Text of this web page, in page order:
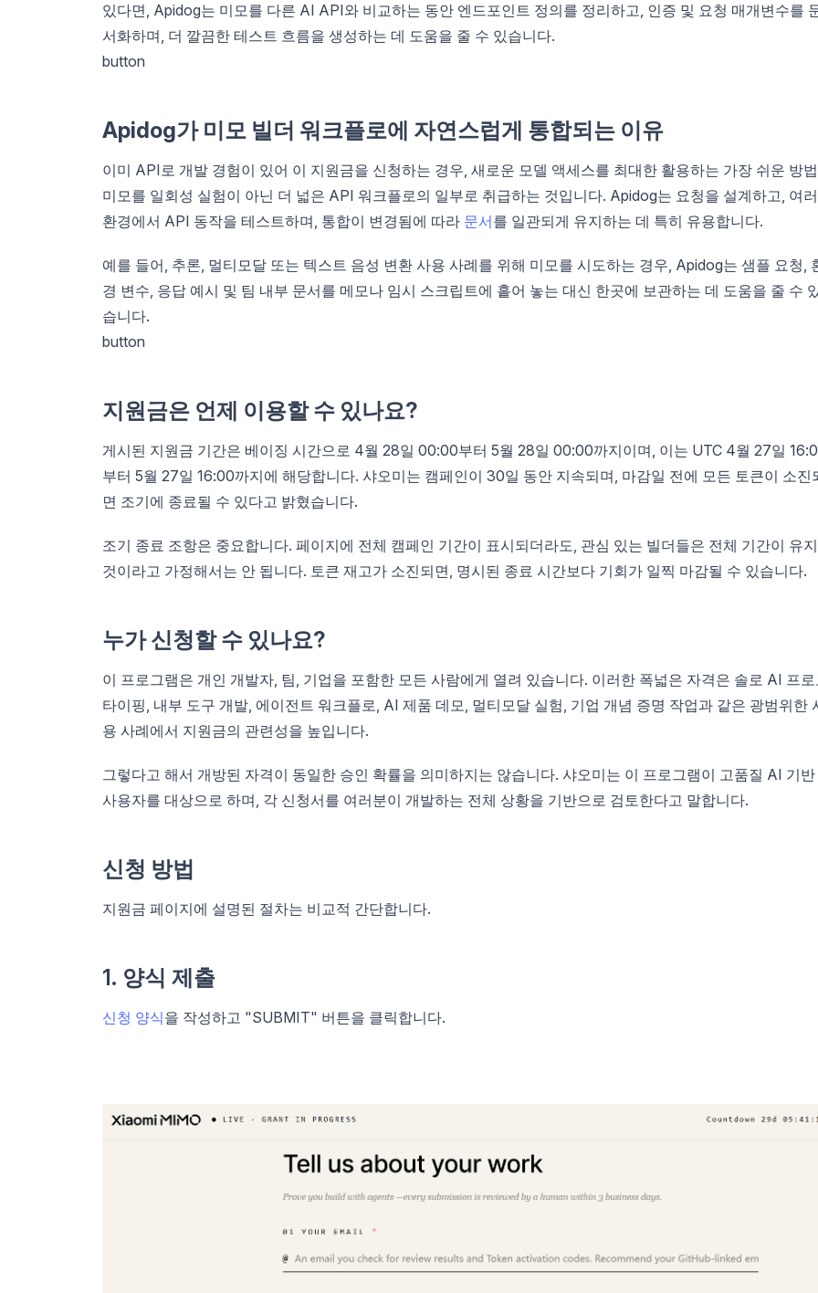
있다면, Apidog는 미모를 다른 AI API와 비교하는 동안 엔드포인트 정의를 정리하고, 인증 및 요청 매개변수를
서화하며, 더 깔끔한 테스트 흐름을 생성하는 데 도움을 줄 수 있습니다.
button
Apidog가 미모 빌더 워크플로에 자연스럽게 통합되는 이유
이미 API로 개발 경험이 있어 이 지원금을 신청하는 경우, 새로운 모델 액세스를 최대한 활용하는 가장 쉬운 방
미모를 일회성 실험이 아닌 더 넓은 API 워크플로의 일부로 취급하는 것입니다. Apidog는 요청을 설계하고, 여러
환경에서 API 동작을 테스트하며, 통합이 변경됨에 따라 문서를 일관되게 유지하는 데 특히 유용합니다.
예를 들어, 추론, 멀티모달 또는 텍스트 음성 변환 사용 사례를 위해 미모를 시도하는 경우, Apidog는 샘플 요청,
경 변수, 응답 예시 및 팀 내부 문서를 메모나 임시 스크립트에 흩어 놓는 대신 한곳에 보관하는 데 도움을 줄 수
습니다.
button
지원금은 언제 이용할 수 있나요?
게시된 지원금 기간은 베이징 시간으로 4월 28일 00:00부터 5월 28일 00:00까지이며, 이는 UTC 4월 27일
부터 5월 27일 16:00까지에 해당합니다. 샤오미는 캠페인이 30일 동안 지속되며, 마감일 전에 모든 토큰이 소진
면 조기에 종료될 수 있다고 밝혔습니다.
조기 종료 조항은 중요합니다. 페이지에 전체 캠페인 기간이 표시되더라도, 관심 있는 빌더들은 전체 기간이 유
것이라고 가정해서는 안 됩니다. 토큰 재고가 소진되면, 명시된 종료 시간보다 기회가 일찍 마감될 수 있습니다.
누가 신청할 수 있나요?
이 프로그램은 개인 개발자, 팀, 기업을 포함한 모든 사람에게 열려 있습니다. 이러한 폭넓은 자격은 솔로 AI 프로
타이핑, 내부 도구 개발, 에이전트 워크플로, AI 제품 데모, 멀티모달 실험, 기업 개념 증명 작업과 같은 광범위한
용 사례에서 지원금의 관련성을 높입니다.
그렇다고 해서 개방된 자격이 동일한 승인 확률을 의미하지는 않습니다. 샤오미는 이 프로그램이 고품질 AI 기반
사용자를 대상으로 하며, 각 신청서를 여러분이 개발하는 전체 상황을 기반으로 검토한다고 말합니다.
신청 방법
지원금 페이지에 설명된 절차는 비교적 간단합니다.
1. 양식 제출
신청 양식을 작성하고 "SUBMIT" 버튼을 클릭합니다.